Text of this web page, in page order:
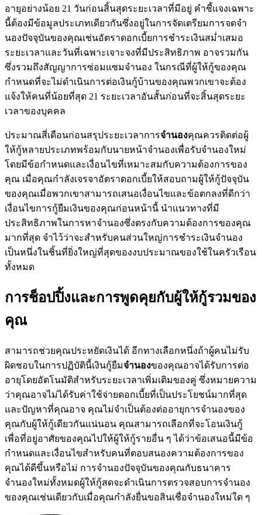
อายุอย่างน้อย 21 วันก่อนสิ้นสุดระยะเวลาที่มีอยู่ คำชี้แจงเฉพาะ
นี้ต้องมีข้อมูลประเภทเดียวกันซึ่งอยู่ในการจัดเตรียมการจดจำ
นองปัจจุบันของคุณเช่นอัตราดอกเบี้ยการชำระเงินสม่ำเสมอ
ระยะเวลาและวันที่เฉพาะเจาะจงที่มีประสิทธิภาพ อาจรวมกัน
ซึ่งรวมถึงสัญญาการซ่อมแซมจำนอง ในกรณีที่ผู้ให้กู้ของคุณ
กำหนดที่จะไม่ดำเนินการต่อเงินกู้บ้านของคุณพวกเขาจะต้อง
แจ้งให้คนที่น้อยที่สุด 21 ระยะเวลาอันสั้นก่อนที่จะสิ้นสุดระยะ
เวลาของบุคคล
ประมาณสี่เดือนก่อนสรุประยะเวลาการจำนองคุณควรติดต่อผู้
ให้กู้หลายประเภทพร้อมกับนายหน้าจำนองเพื่อรับจำนองใหม่
โดยมีข้อกำหนดและเงื่อนไขที่เหมาะสมกับความต้องการของ
คุณ เมื่อคุณกำลังเจรจาอัตราดอกเบี้ยให้สอบถามผู้ให้กู้ปัจจุบัน
ของคุณเมื่อพวกเขาสามารถเสนอเงื่อนไขและข้อตกลงที่ดีกว่า
เงื่อนไขการกู้ยืมเงินของคุณก่อนหน้านี้ นำแนวทางที่มี
ประสิทธิภาพในการหาจำนองซึ่งตรงกับความต้องการของคุณ
มากที่สุด จำไว้ว่าจะสำหรับคนส่วนใหญ่การชำระเงินจำนอง
เป็นหนึ่งในชิ้นที่ยิ่งใหญ่ที่สุดของงบประมาณของใช้ในครัวเรือน
ทั้งหมด
การช็อปปิ้งและการพูดคุยกับผู้ให้กู้รวมของ
คุณ
สามารถช่วยคุณประหยัดเงินได้ อีกทางเลือกหนึ่งถ้าผู้คนไม่รับ
ผิดชอบในการปฏิบัตินี้เงินกู้ยืมจำนองของคุณอาจได้รับการต่อ
อายุโดยอัตโนมัติสำหรับระยะเวลาเพิ่มเติมของคู่ ซึ่งหมายความ
ว่าคุณอาจไม่ได้รับค่าใช้จ่ายดอกเบี้ยที่เป็นประโยชน์มากที่สุด
และปัญหาที่คุณอาจ คุณไม่จำเป็นต้องต่ออายุการจำนองของ
คุณกับผู้ให้กู้เดียวกันแน่นอน คุณสามารถเลือกที่จะโอนเงินกู้
เพื่อที่อยู่อาศัยของคุณไปให้ผู้ให้กู้รายอื่น ๆ ได้ว่าข้อเสนอนี้มีข้อ
กำหนดและเงื่อนไขสำหรับคนที่ตอบสนองความต้องการของ
คุณได้ดีขึ้นหรือไม่ การจำนองปัจจุบันของคุณกับธนาคาร
จำนองใหม่ทั้งหมดผู้ให้กู้สดจะดำเนินการตรวจสอบการจำนอง
ของคุณเช่นเดียวกับเมื่อคุณกำลังยื่นขอสินเชื่อจำนองใหม่ใด ๆ